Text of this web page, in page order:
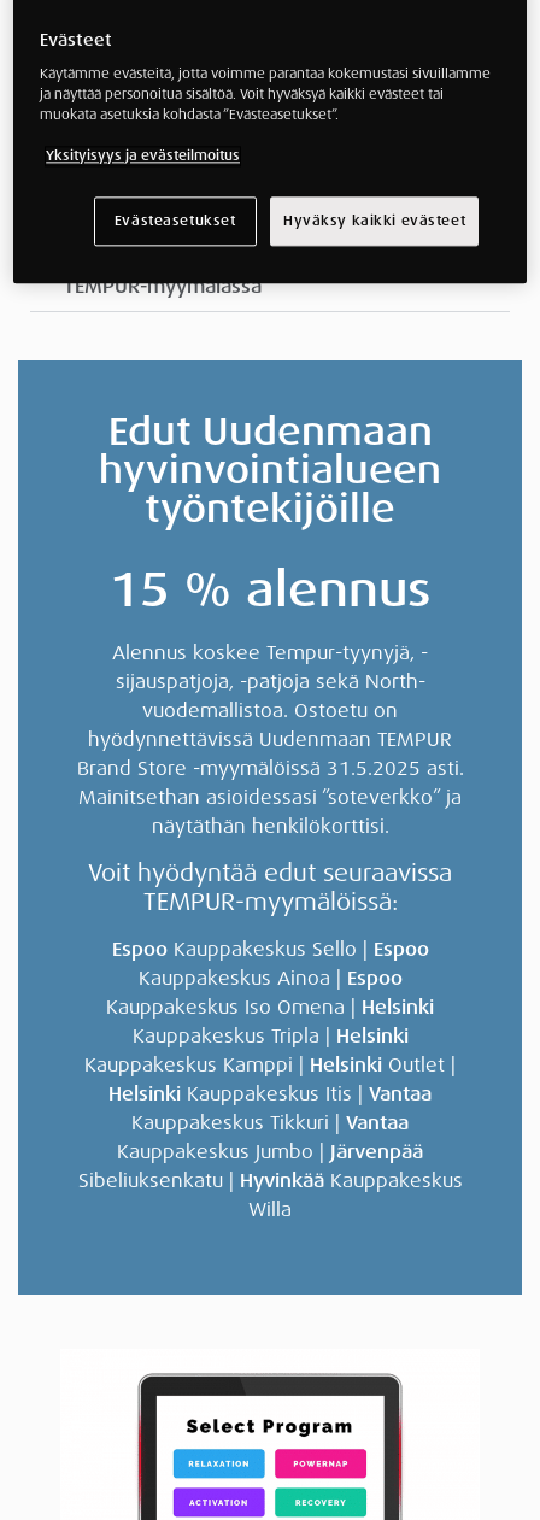
Miten sinä nukut?
TEMPUR on ainoa tyyny-, patja- ja
vuodevalmistaja Suomessa, jota Uniliitto sekä
asiakastyytyväisyydessä sekä
brändiuskollisuudessa
TEMPUR-myymälässä
Edut Uudenmaan
hyvinvointialueen
työntekijöille
15 % alennus
Alennus koskee Tempur-tyynyjä, -
sijauspatjoja, -patjoja sekä North-
vuodemallistoa. Ostoetu on
hyödynnettävissä Uudenmaan TEMPUR
Brand Store -myymälöissä 31.5.2025 asti.
Mainitsethan asioidessasi ”soteverkko” ja
näytäthän henkilökorttisi.
Voit hyödyntää edut seuraavissa
TEMPUR-myymälöissä:
EspooKauppakeskus Sello | Espoo
Kauppakeskus Ainoa | Espoo
Kauppakeskus Iso Omena | Helsinki
Kauppakeskus Tripla | Helsinki
Kauppakeskus Kamppi | Helsinki Outlet |
Helsinki Kauppakeskus Itis | Vantaa
Kauppakeskus Tikkuri | Vantaa
Kauppakeskus Jumbo | Järvenpää
Sibeliuksenkatu | HyvinkääKauppakeskus
Willa
Evästeet
Käytämme evästeitä, jotta voimme parantaa kokemustasi sivuillamme
ja näyttää personoitua sisältöä. Voit hyväksyä kaikki evästeet tai
muokata asetuksia kohdasta ”Evästeasetukset”.
Yksityisyys ja evästeilmoitus
Evästeasetukset Hyväksy kaikki evästeet